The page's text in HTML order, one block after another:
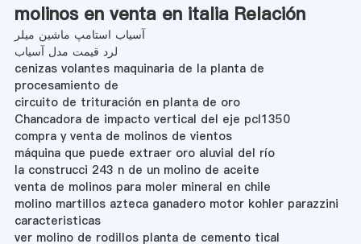
molinos en venta en italia Relación
آسیاب استامپ ماشین میلر
لرد قیمت مدل آسیاب
cenizas volantes maquinaria de la planta de
procesamiento de
circuito de trituración en planta de oro
Chancadora de impacto vertical del eje pcl1350
compra y venta de molinos de vientos
máquina que puede extraer oro aluvial del río
la construcci 243 n de un molino de aceite
venta de molinos para moler mineral en chile
molino martillos azteca ganadero motor kohler parazzini
caracteristicas
ver molino de rodillos planta de cemento tical